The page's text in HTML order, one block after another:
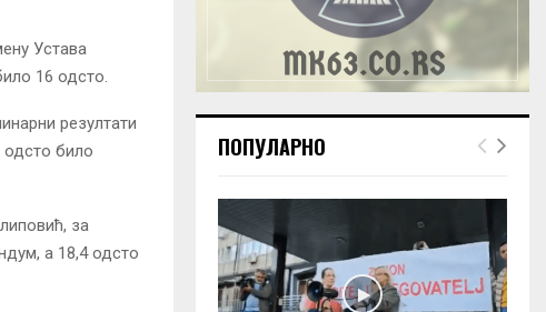
Устава
16 одсто.
резултати
одсто било
за
а 18,4 одсто
ПОПУЛАРНО